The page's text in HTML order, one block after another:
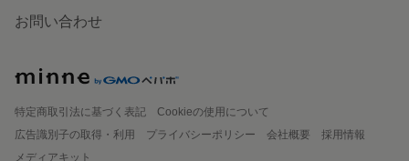
お問い合わせ
特定商取引法に基づく表記
Cookieの使用について
広告識別子の取得・利用
プライバシーポリシー 会社概要
採用情報
メディアキット